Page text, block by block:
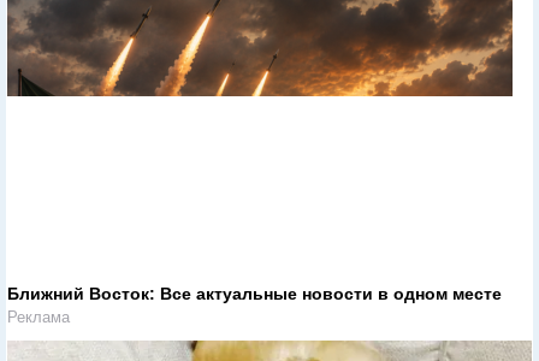
Ближний Восток: Все актуальные новости в одном месте
Реклама